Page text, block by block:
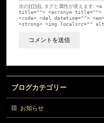
次のHTML タグと属性が使えます:
title=""> <acronym title="">
<code> <del datetime="">
<strong> <img localsrc=""
ブログカテゴリー
お知らせ